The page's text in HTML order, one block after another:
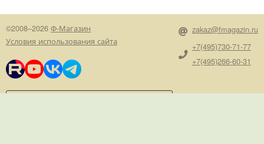
©2008–2026 Ф-Магазин
Условия использования сайта
zakaz@fmagazin.ru
+7(495)730-71-77
+7(495)266-60-31